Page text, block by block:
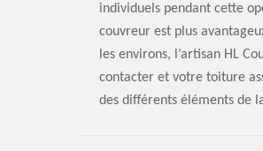
individuels pendant cette
couvreur est plus
les environs, l’artisan HL
contacter et votre toiture
des différents éléments de